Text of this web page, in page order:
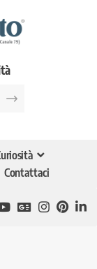
Contattaci